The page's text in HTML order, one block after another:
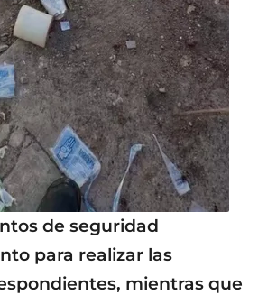
de seguridad
para realizar las
mientras que